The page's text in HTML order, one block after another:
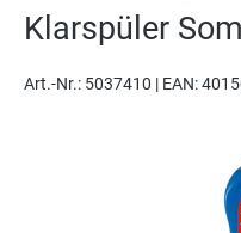
Klarspüler
Art.-Nr.: 5037410 | EAN: